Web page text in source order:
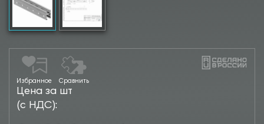
Избранное Сравнить
Цена за шт
(с НДС):